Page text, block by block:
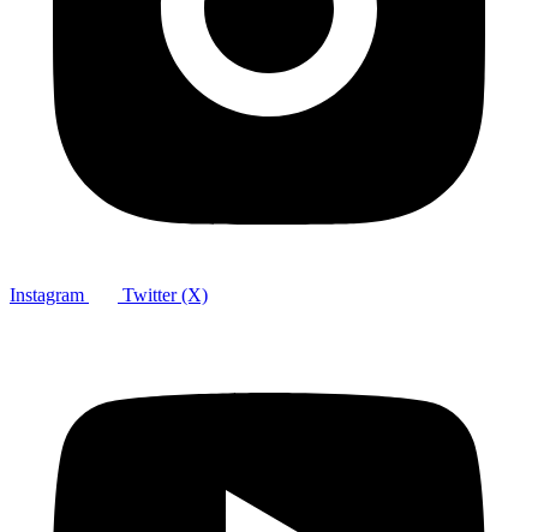
Instagram Twitter (X)